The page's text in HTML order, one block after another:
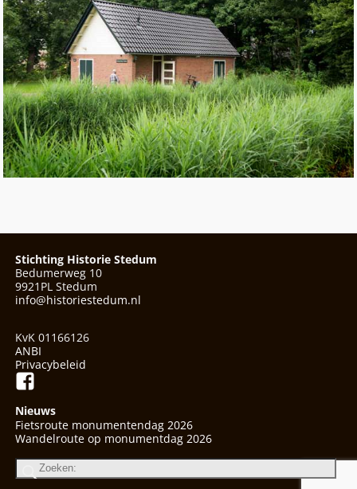
Afbeeldingsnavigatie
Stichting Historie Stedum
Bedumerweg 10
9921PL Stedum
info@historiestedum.nl
KvK 01166126
ANBI
Privacybeleid
Nieuws
Fietsroute monumentendag 2026
Wandelroute op monumentdag 2026